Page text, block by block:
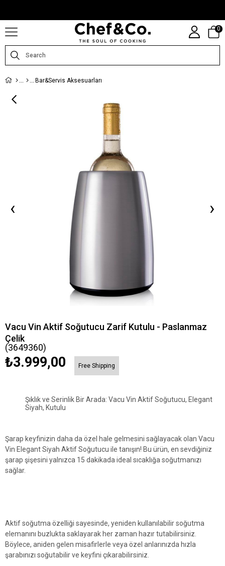
0
Bar&Servis Aksesuarları
‹ ›
Vacu Vin Aktif Soğutucu Zarif Kutulu - Paslanmaz
Çelik
(3649360)
₺3.999,00 Free Shipping
Şıklık ve Serinlik Bir Arada: Vacu Vin Aktif Soğutucu, Elegant
Siyah, Kutulu
Şarap keyfinizin daha da özel hale gelmesini sağlayacak olan Vacu
Vin Elegant Siyah Aktif Soğutucu ile tanışın! Bu ürün, en sevdiğiniz
şarap şişesini yalnızca 15 dakikada ideal sıcaklığa soğutmanızı
sağlar.
Aktif soğutma özelliği sayesinde, yeniden kullanılabilir soğutma
elemanını buzlukta saklayarak her zaman hazır tutabilirsiniz.
Böylece, aniden gelen misafirlerle veya özel anlarınızda hızla
şarabınızı soğutabilir ve keyfini çıkarabilirsiniz.